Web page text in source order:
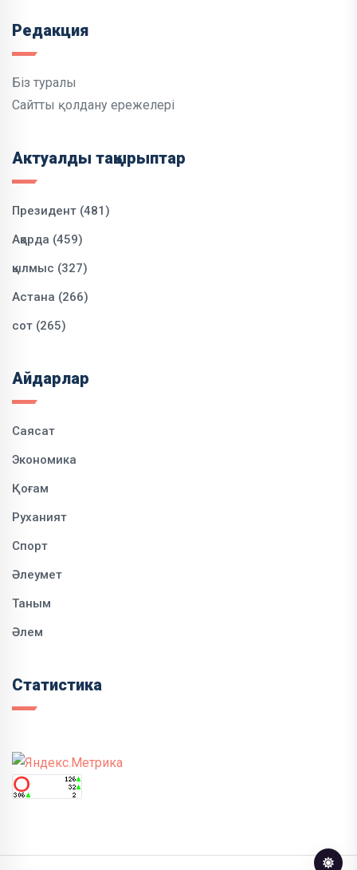
Редакция
Біз туралы
Сайтты қолдану ережелері
Актуалды тақырыптар
Президент (481)
Ақорда (459)
қылмыс (327)
Астана (266)
сот (265)
Айдарлар
Саясат
Экономика
Қоғам
Руханият
Спорт
Әлеумет
Таным
Әлем
Статистика